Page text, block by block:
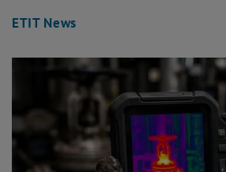
ETIT News